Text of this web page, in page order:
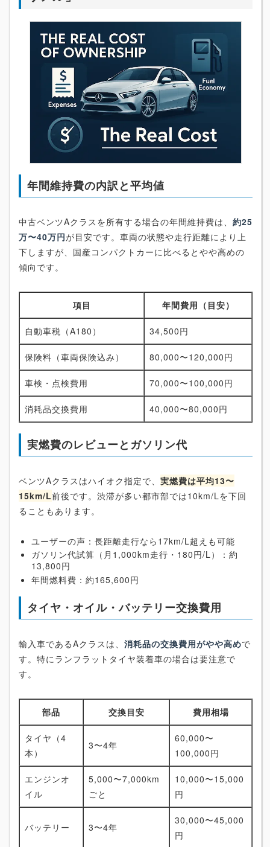
年間維持費の内訳と平均値
中古ベンツAクラスを所有する場合の年間維持費は、 約25
万〜40万円が目安です。車両の状態や走行距離により上
下しますが、国産コンパクトカーに比べるとやや高めの
傾向です。
項目 年間費用（目安）
自動車税（A180） 34,500円
保険料（車両保険込み） 80,000〜120,000円
車検・点検費用 70,000〜100,000円
消耗品交換費用 40,000〜80,000円
実燃費のレビューとガソリン代
ベンツAクラスはハイオク指定で、 実燃費は平均13〜
15km/L前後です。渋滞が多い都市部では10km/Lを下回
ることもあります。
ユーザーの声：長距離走行なら17km/L超えも可能
ガソリン代試算（月1,000km走行・180円/L）：約
13,800円
年間燃料費：約165,600円
タイヤ・オイル・バッテリー交換費用
輸入車であるAクラスは、 消耗品の交換費用がやや高めで
す。特にランフラットタイヤ装着車の場合は要注意で
す。
部品 交換目安 費用相場
タイヤ（4
本）
3〜4年
60,000〜
100,000円
エンジンオ
イル
5,000〜7,000km
ごと
10,000〜15,000
円
バッテリー 3〜4年
30,000〜45,000
円